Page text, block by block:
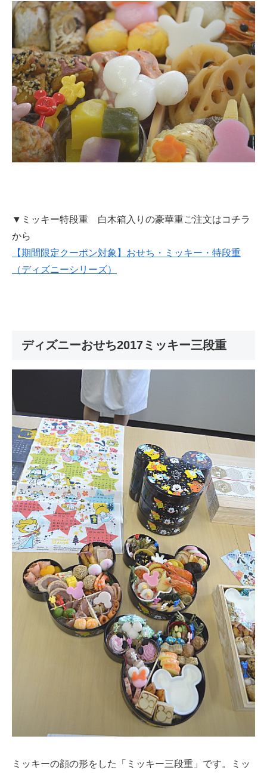
▼ミッキー特段重 白木箱入りの豪華重ご注文はコチラ
から
【期間限定クーポン対象】おせち・ミッキー・特段重
（ディズニーシリーズ）
ディズニーおせち2017ミッキー三段重
ミッキーの顔の形をした「ミッキー三段重」です。ミッ